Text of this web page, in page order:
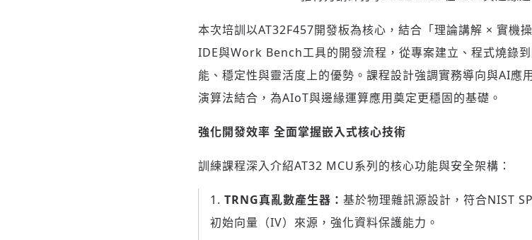
本次培訓以AT32F457開發板為核心，結合「理論講解 × 實機
IDE與Work Bench工具的開發流程，從專案建立、程式燒錄
能、穩定性與靈活度上的優勢。課程設計強調實務導向與AI應
演算法結合，為AIoT與邊緣運算應用奠定更穩固的基礎。
強化開發效率 全面掌握嵌入式核心技術
訓練課程深入介紹AT32 MCU系列的核心功能與安全架構：
TRNG真亂數產生器： 基於物理雜訊源設計，符合NIST
初始向量（IV）來源，強化資料保護能力。